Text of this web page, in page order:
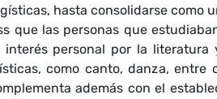
hasta consolidarse como
que las personas que
personal por la literatura
como canto, danza, entre
además con el